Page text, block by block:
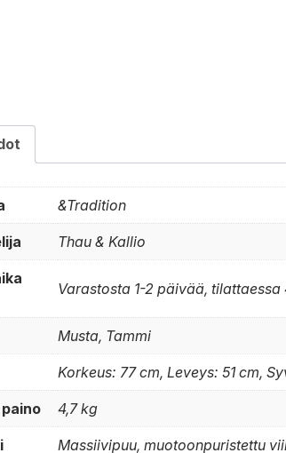
&Tradition
Thau & Kallio
Varastosta 1-2 päivää,
Musta, Tammi
Korkeus: 77 cm, Leveys: 51 cm,
4,7 kg
Massiivipuu, muotoonpuristettu